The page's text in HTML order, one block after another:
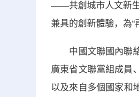
——共創城市人文新生
兼具的創新體驗，為“
中國文聯國內聯絡
廣東省文聯黨組成員
以及來自多個國家和